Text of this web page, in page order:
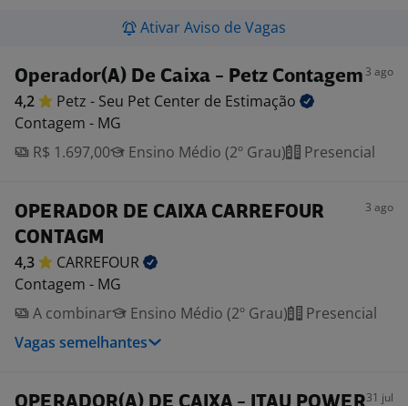
Ativar Aviso de Vagas
Operador(A) De Caixa - Petz Contagem 3 ago
4,2 Petz - Seu Pet Center de Estimação
Contagem - MG
R$ 1.697,00
Ensino Médio (2º Grau) Presencial
OPERADOR DE CAIXA CARREFOUR
CONTAGM
3 ago
4,3
CARREFOUR
Contagem - MG
A combinar
Ensino Médio (2º Grau)
Presencial
Vagas semelhantes
31 jul